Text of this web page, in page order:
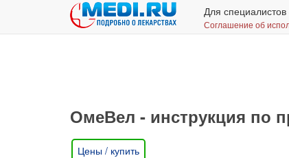
Для
Соглашение об
ОмеВел - инструкция по
Цены / купить